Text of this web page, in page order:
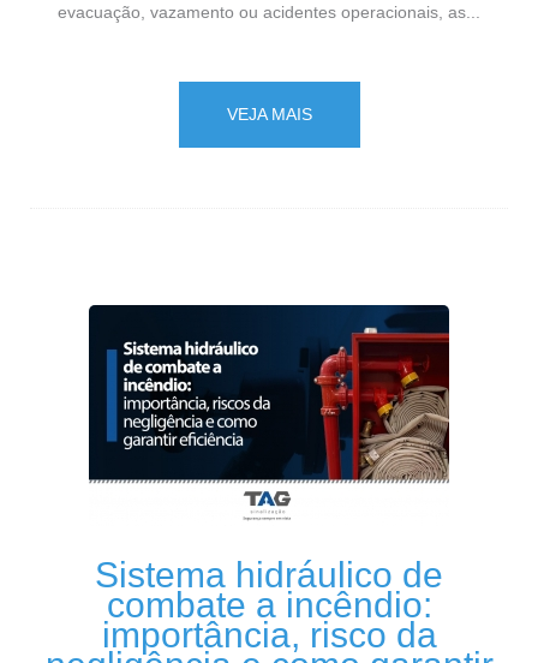
evacuação, vazamento ou acidentes operacionais, as...
VEJA MAIS
Sistema hidráulico de
combate a incêndio:
importância, risco da